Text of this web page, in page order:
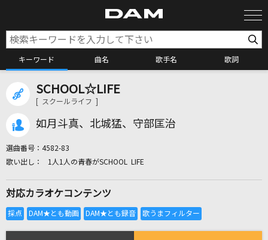
キーワード 曲名 歌手名 歌詞
カラオケ検索
全国りれき
SCHOOL☆LIFE
[ スクールライフ ]
如月斗真、北城猛、守部匡治
選曲番号： 4582-83
1人1人の青春がSCHOOL LIFE
対応カラオケコンテンツ